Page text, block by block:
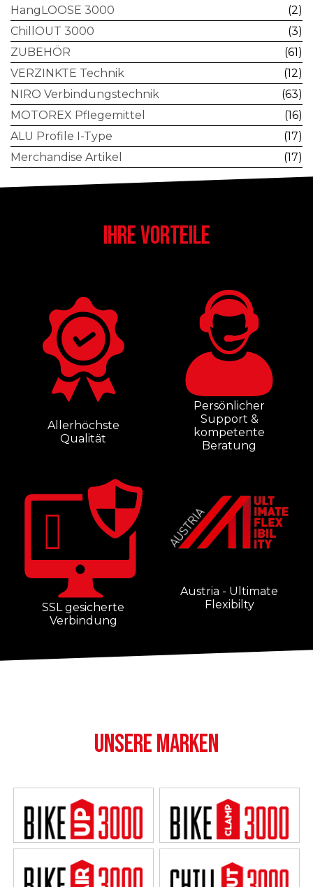
HangLOOSE 3000
(2)
ChillOUT 3000
(3)
ZUBEHÖR
(61)
VERZINKTE Technik
(12)
NIRO Verbindungstechnik
(63)
MOTOREX Pflegemittel
(16)
ALU Profile I-Type
(17)
Merchandise Artikel
(17)
IHRE VORTEILE
Allerhöchste
Qualität
Persönlicher
Support &
kompetente
Beratung
SSL gesicherte
Verbindung
Austria - Ultimate
Flexibilty
UNSERE MARKEN